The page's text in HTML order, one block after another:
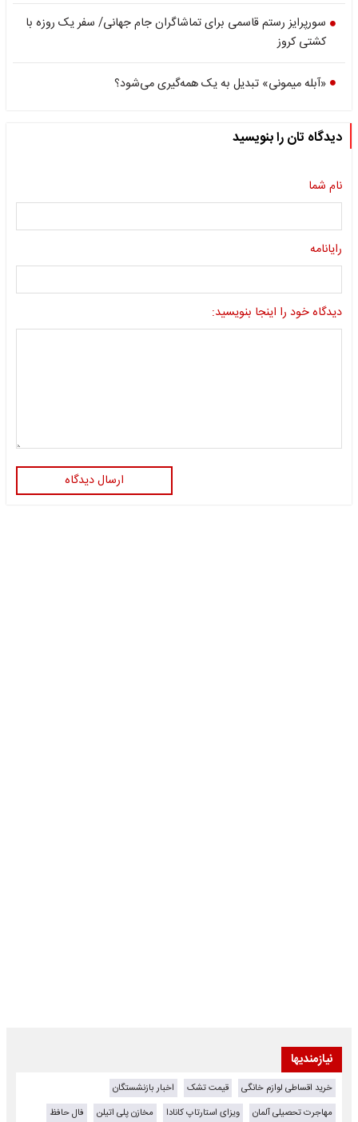
سورپرایز رستم قاسمی برای تماشاگران جام جهانی/ سفر یک روزه با
کشتی کروز
«آبله میمونی» تبدیل به یک‌ همه‌گیری می‌شود؟
دیدگاه تان را بنویسید
نام شما
رایانامه
دیدگاه خود را اینجا بنویسید:
ارسال دیدگاه
نیازمندیها
خرید اقساطی لوازم خانگی قیمت تشک
اخبار بازنشستگان
مهاجرت تحصیلی آلمان
ویزای استارتاپ کانادا مخازن پلی اتیلن فال حافظ